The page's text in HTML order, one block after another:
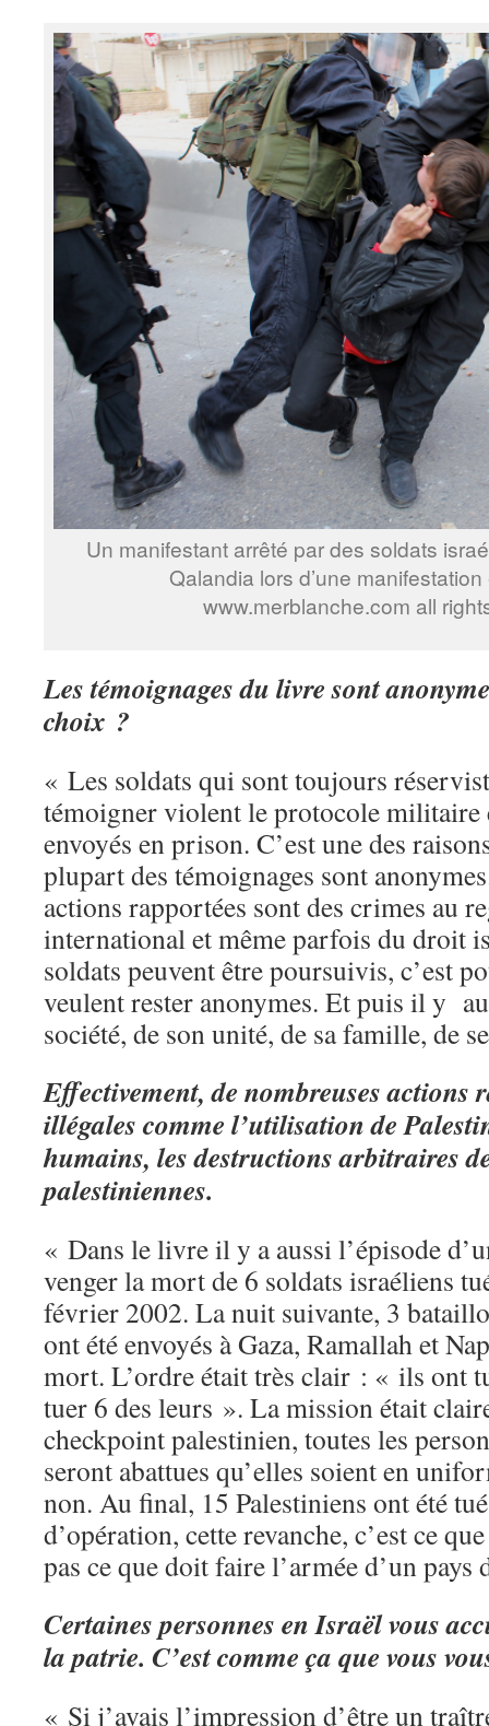
Un manifestant arrêté par des soldats
Qalandia lors d’une
www.merblanche.com all
Les témoignages du livre sont
choix ?
« Les soldats qui sont toujours
témoigner violent le protocole militaire
envoyés en prison. C’est une des
plupart des témoignages sont
actions rapportées sont des crimes au
international et même parfois du droit
soldats peuvent être poursuivis, c’est
veulent rester anonymes. Et puis il y
société, de son unité, de sa famille, de
Effectivement, de nombreuses actions
illégales comme l’utilisation de
humains, les destructions arbitraires
palestiniennes.
« Dans le livre il y a aussi l’épisode
venger la mort de 6 soldats israéliens
février 2002. La nuit suivante, 3
ont été envoyés à Gaza, Ramallah et
mort. L’ordre était très clair : « ils ont
tuer 6 des leurs ». La mission était
checkpoint palestinien, toutes les
seront abattues qu’elles soient en
non. Au final, 15 Palestiniens ont été
d’opération, cette revanche, c’est ce
pas ce que doit faire l’armée d’un
Certaines personnes en Israël vous
la patrie. C’est comme ça que vous
« Si j’avais l’impression d’être un